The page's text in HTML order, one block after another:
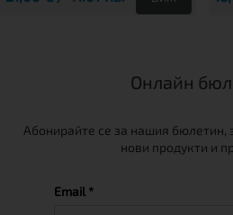
Онлайн
Абонирайте се за нашия бюлетин,
нови продукти и
Email *